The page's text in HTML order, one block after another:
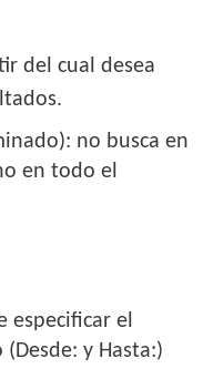
del cual desea
no busca en
en todo el
especificar el
y Hasta:)